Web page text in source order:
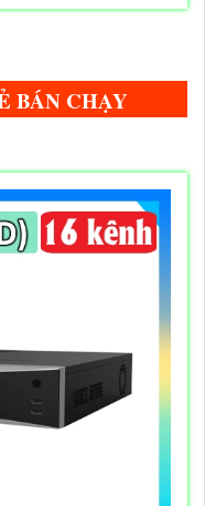
BÁN CHẠY